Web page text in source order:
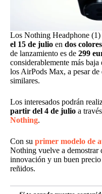
Los Nothing Headphone (1)
el 15 de julio en dos colores
de lanzamiento es de 299
considerablemente más
los AirPods Max, a pesar de
similares.
Los interesados podrán
partir del 4 de julio a
Nothing.
Con su primer modelo de
Nothing vuelve a demostrar
innovación y un buen
reñidos.